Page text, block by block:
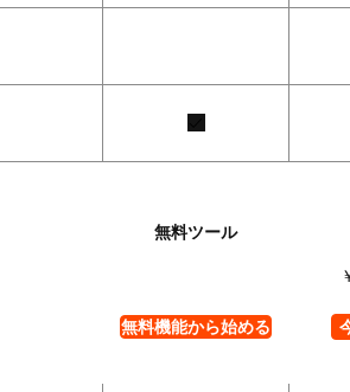
無料機能から始める